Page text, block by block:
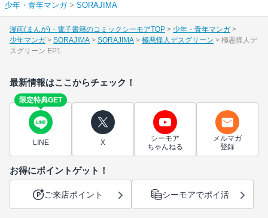
少年・青年マンガ> SORAJIMA
漫画(まんが)・電子書籍のコミックシーモアTOP
少年・青年マンガ
少年マンガ
SORAJIMA SORAJIMA 極悪怪人デスグリーン
極悪怪人デ
スグリーン EP1
最新情報はここからチェック！
限定特典GET
LINE X
シーモア
ちゃんねる
メルマガ
登録
お得にポイントゲット！
ご来店ポイント シーモアでポイ活